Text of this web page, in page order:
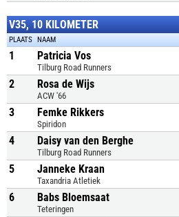
V35, 10 KILOMETER
PLAATS NAAM
1 Patricia Vos
Tilburg Road Runners
2 Rosa de Wijs
ACW '66
3 Femke Rikkers
Spiridon
4 Daisy van den Berghe
Tilburg Road Runners
5 Janneke Kraan
Taxandria Atletiek
6 Babs Bloemsaat
Teteringen